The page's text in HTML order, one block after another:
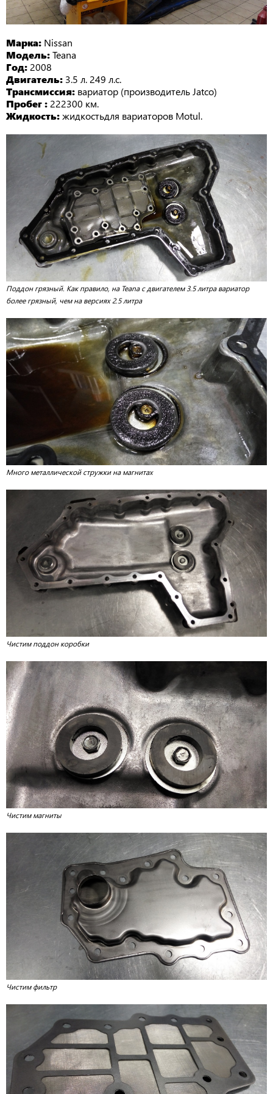
Марка: Nissan
Модель:Teana
Год: 2008
Двигатель: 3.5 л. 249 л.с.
Трансмиссия: вариатор (производитель Jatco)
Пробег : 222300 км.
Жидкость:жидкостьдля вариаторов Motul.
Поддон грязный. Как правило, на Teana с двигателем 3.5 литра вариатор
более грязный, чем на версиях 2.5 литра
Много металлической стружки на магнитах
Чистим поддон коробки
Чистим магниты
Чистим фильтр